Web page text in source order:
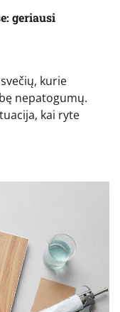
geriausi
kurie
nepatogumų.
kai ryte